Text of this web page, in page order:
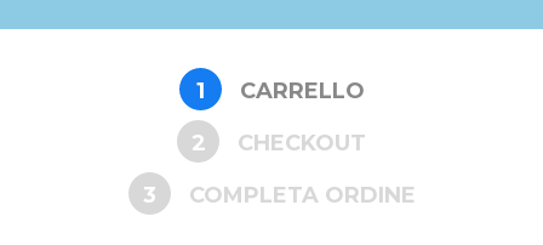
1
CARRELLO
2
CHECKOUT
3
COMPLETA ORDINE